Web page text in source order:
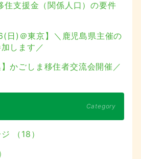
支援金（関係人口）の要件
日)＠東京】＼鹿児島県主催の
します／
かごしま移住者交流会開催／
Category
（18）